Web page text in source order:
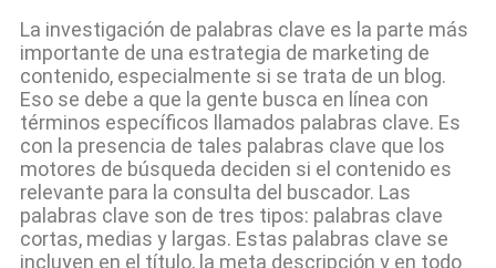
La investigación de palabras clave es la parte más
importante de una estrategia de marketing de
contenido, especialmente si se trata de un blog.
Eso se debe a que la gente busca en línea con
términos específicos llamados palabras clave. Es
con la presencia de tales palabras clave que los
motores de búsqueda deciden si el contenido es
relevante para la consulta del buscador. Las
palabras clave son de tres tipos: palabras clave
cortas, medias y largas. Estas palabras clave se
incluyen en el título, la meta descripción y en todo